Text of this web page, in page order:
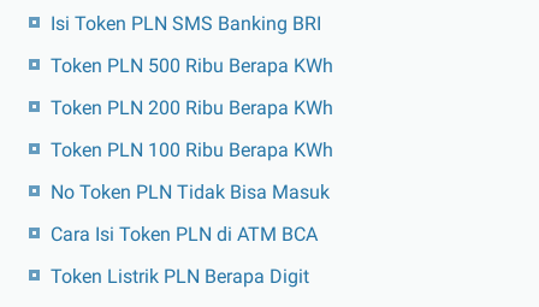
Isi Token PLN SMS Banking BRI
Token PLN 500 Ribu Berapa KWh
Token PLN 200 Ribu Berapa KWh
Token PLN 100 Ribu Berapa KWh
No Token PLN Tidak Bisa Masuk
Cara Isi Token PLN di ATM BCA
Token Listrik PLN Berapa Digit